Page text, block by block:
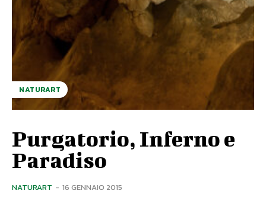
NATURART
Purgatorio, Inferno e
Paradiso
NATURART - 16 GENNAIO 2015